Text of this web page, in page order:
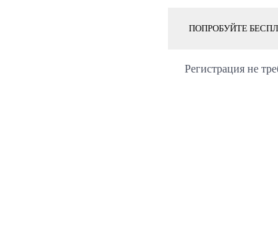
ПОПРОБУЙТЕ
Регистрация не